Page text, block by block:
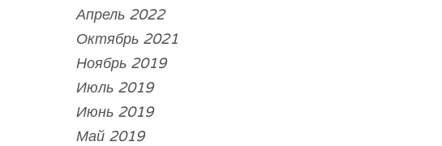
Апрель 2022
Октябрь 2021
Ноябрь 2019
Июль 2019
Июнь 2019
Май 2019